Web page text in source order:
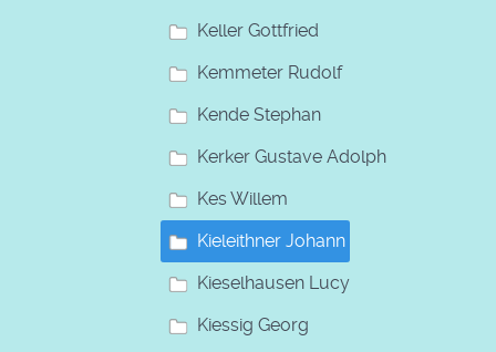
Keller Gottfried
Kemmeter Rudolf
Kende Stephan
Kerker Gustave Adolph
Kes Willem
Kieleithner Johann
Kieselhausen Lucy
Kiessig Georg